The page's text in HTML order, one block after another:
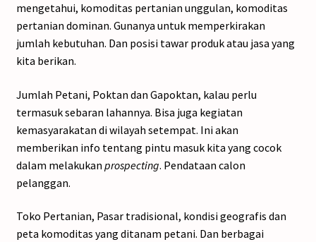
mengetahui, komoditas pertanian unggulan, komoditas
pertanian dominan. Gunanya untuk memperkirakan
jumlah kebutuhan. Dan posisi tawar produk atau jasa yang
kita berikan.
Jumlah Petani, Poktan dan Gapoktan, kalau perlu
termasuk sebaran lahannya. Bisa juga kegiatan
kemasyarakatan di wilayah setempat. Ini akan
memberikan info tentang pintu masuk kita yang cocok
dalam melakukan prospecting. Pendataan calon
pelanggan.
Toko Pertanian, Pasar tradisional, kondisi geografis dan
peta komoditas yang ditanam petani. Dan berbagai